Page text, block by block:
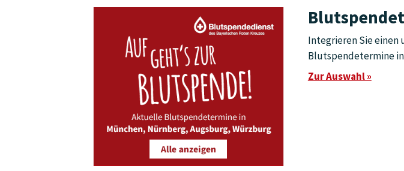
Integrieren Sie
Blutspendetermine
Zur Auswahl »